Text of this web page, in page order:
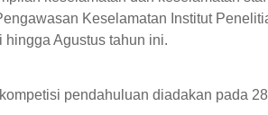
Keselamatan Institut
Agustus tahun ini.
pendahuluan diadakan pada